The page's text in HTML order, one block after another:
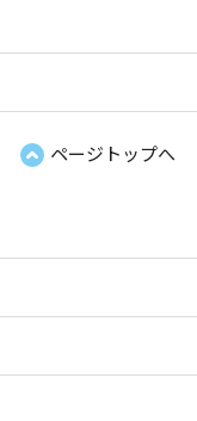
ページトップへ